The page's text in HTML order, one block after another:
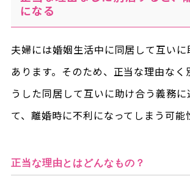
になる
夫婦には婚姻生活中に同居して互い
あります。そのため、正当な理由なく
うした同居して互いに助け合う義務
て、離婚時に不利になってしまう可能
正当な理由とはどんなもの？